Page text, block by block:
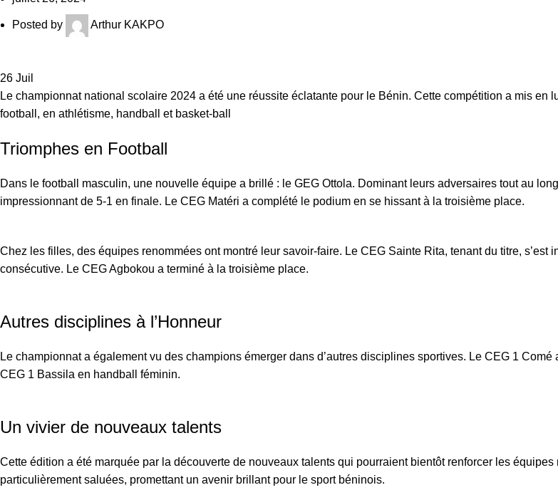
Posted by Arthur KAKPO
26 Juil
Le championnat national scolaire 2024 a été une réussite éclatante pour le Bénin. Cette compétition a mis
football, en athlétisme, handball et basket-ball
Triomphes en Football
Dans le football masculin, une nouvelle équipe a brillé : le GEG Ottola. Dominant leurs adversaires tout au
impressionnant de 5-1 en finale. Le CEG Matéri a complété le podium en se hissant à la troisième place.
Chez les filles, des équipes renommées ont montré leur savoir-faire. Le CEG Sainte Rita, tenant du titre,
consécutive. Le CEG Agbokou a terminé à la troisième place.
Autres disciplines à l’Honneur
Le championnat a également vu des champions émerger dans d’autres disciplines sportives. Le CEG 1
CEG 1 Bassila en handball féminin.
Un vivier de nouveaux talents
Cette édition a été marquée par la découverte de nouveaux talents qui pourraient bientôt renforcer les
particulièrement saluées, promettant un avenir brillant pour le sport béninois.